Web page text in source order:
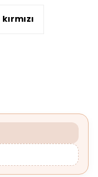
kırmızı